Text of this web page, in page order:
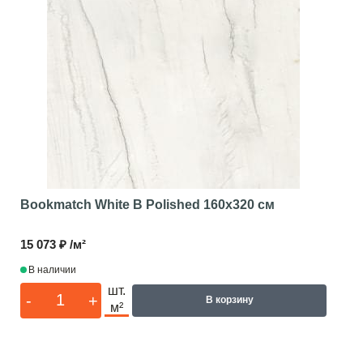
Bookmatch White B Polished 160x320 см
15 073 ₽ /м²
В наличии
- +
шт.
м²
В корзину